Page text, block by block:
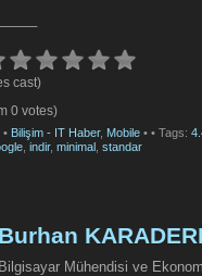
cast)
0 votes)
• Bilişim - IT Haber, Mobile • • Tags:
,indir,minimal ,standar
Burhan
Bilgisayar Mühendisi ve